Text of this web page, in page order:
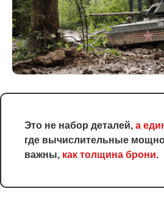
Это не набор деталей, а
где вычислительные
важны, как толщина брони.